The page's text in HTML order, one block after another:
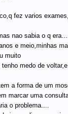
fez varios
nao sabia o q era....
e meio,minhas
muito
medo de
a forma de um
marcar uma
o problema....